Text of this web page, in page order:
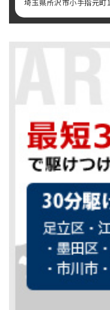
埼玉県所沢市小手指元町1